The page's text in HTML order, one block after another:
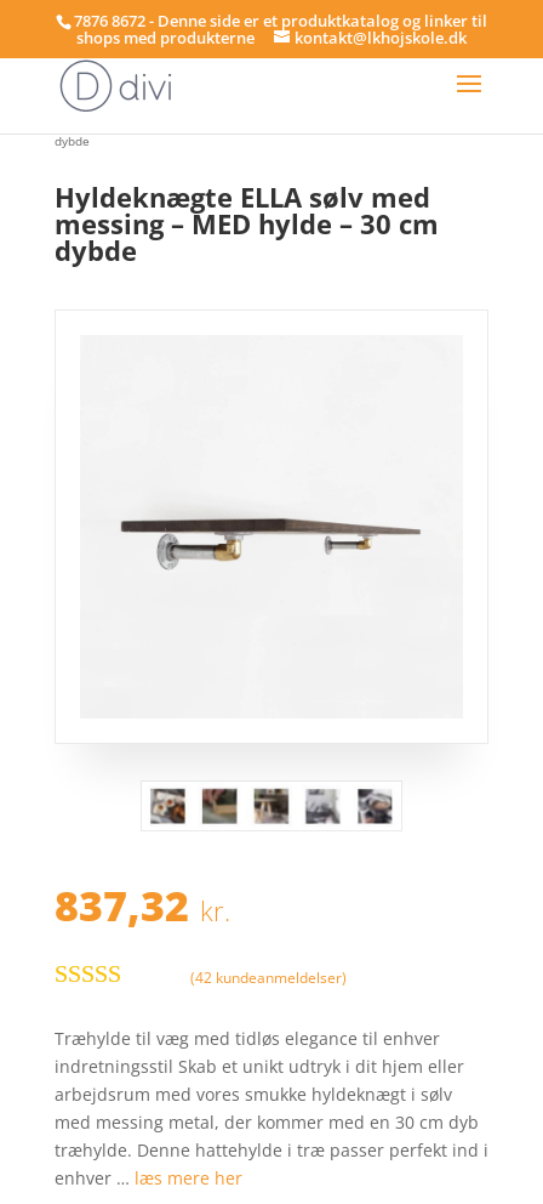
7876 8672 - Denne side er et produktkatalog og linker til
shops med produkterne kontakt@lkhojskole.dk
dybde
Hyldeknægte ELLA sølv med
messing – MED hylde – 30 cm
dybde
837,32 kr.
som3.8
ud af 5
baseret på
kundebed
ømmelser
(42kundeanmeldelser)
Træhylde til væg med tidløs elegance til enhver
indretningsstil Skab et unikt udtryk i dit hjem eller
arbejdsrum med vores smukke hyldeknægt i sølv
med messing metal, der kommer med en 30 cm dyb
træhylde. Denne hattehylde i træ passer perfekt ind i
enhver … læs mere her